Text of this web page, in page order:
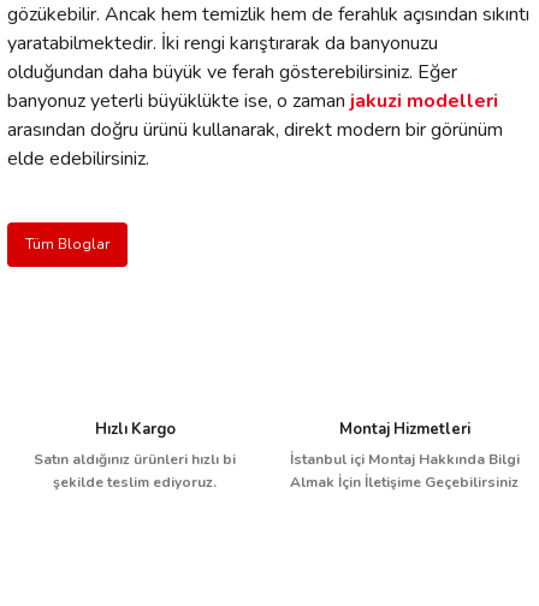
gözükebilir. Ancak hem temizlik hem de ferahlık açısından sıkıntı
yaratabilmektedir. İki rengi karıştırarak da banyonuzu
olduğundan daha büyük ve ferah gösterebilirsiniz. Eğer
banyonuz yeterli büyüklükte ise, o zaman jakuzi modelleri
arasından doğru ürünü kullanarak, direkt modern bir görünüm
elde edebilirsiniz.
Tüm Bloglar
Hızlı Kargo
Satın aldığınız ürünleri hızlı bi
şekilde teslim ediyoruz.
Montaj Hizmetleri
İstanbul içi Montaj Hakkında Bilgi
Almak İçin İletişime Geçebilirsiniz